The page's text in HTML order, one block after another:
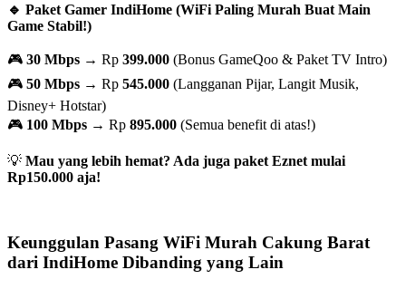
🔹 Paket Gamer IndiHome (WiFi Paling Murah Buat Main
Game Stabil!)
🎮 30 Mbps → Rp 399.000 (Bonus GameQoo & Paket TV Intro)
🎮 50 Mbps → Rp 545.000 (Langganan Pijar, Langit Musik,
Disney+ Hotstar)
🎮 100 Mbps → Rp 895.000 (Semua benefit di atas!)
💡 Mau yang lebih hemat? Ada juga paket Eznet mulai
Rp150.000 aja!
Keunggulan Pasang WiFi Murah Cakung Barat
dari IndiHome Dibanding yang Lain